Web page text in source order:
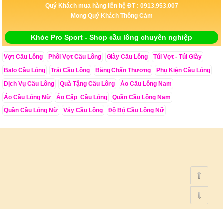
Quý Khách mua hàng liên hệ ĐT : 0913.953.007
Mong Quý Khách Thông Cảm
Khỏe Pro Sport - Shop cầu lông chuyên nghiệp
Vợt Cầu Lông Phôi Vợt Cầu Lông Giày Cầu Lông
Túi Vợt - Túi Giày
Balo Cầu Lông
Trái Cầu Lông Băng Chấn Thương
Phụ Kiện Cầu Lông
Dịch Vụ Cầu Lông
Quà Tặng Cầu Lông
Áo Cầu Lông Nam
Áo Cầu Lông Nữ
Áo Cặp Cầu Lông
Quần Cầu Lông Nam
Quần Cầu Lông Nữ
Váy Cầu Lông Độ Bộ Cầu Lông Nữ